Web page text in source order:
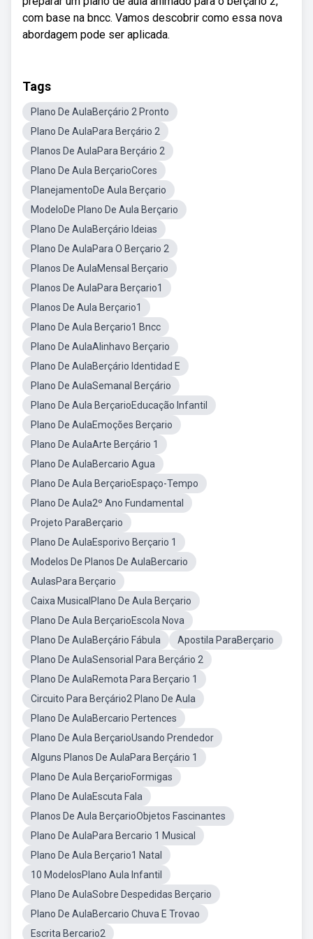
com base na bncc. Vamos descobrir como essa nova
abordagem pode ser aplicada.
Tags
Plano De AulaBerçário 2 Pronto
Plano De AulaPara Berçário 2
Planos De AulaPara Berçário 2
Plano De Aula BerçarioCores
PlanejamentoDe Aula Berçario
ModeloDe Plano De Aula Berçario
Plano De AulaBerçário Ideias
Plano De AulaPara O Berçario 2
Planos De AulaMensal Berçario
Planos De AulaPara Berçario1
Planos De Aula Berçario1
Plano De Aula Berçario1 Bncc
Plano De AulaAlinhavo Berçario
Plano De AulaBerçário Identidad E
Plano De AulaSemanal Berçário
Plano De Aula BerçarioEducação Infantil
Plano De AulaEmoções Berçario
Plano De AulaArte Berçário 1
Plano De AulaBercario Agua
Plano De Aula BerçarioEspaço-Tempo
Plano De Aula2º Ano Fundamental
Projeto ParaBerçario
Plano De AulaEsporivo Berçario 1
Modelos De Planos De AulaBercario
AulasPara Berçario
Caixa MusicalPlano De Aula Berçario
Plano De Aula BerçarioEscola Nova
Plano De AulaBerçário Fábula
Apostila ParaBerçario
Plano De AulaSensorial Para Berçário 2
Plano De AulaRemota Para Berçario 1
Circuito Para Berçário2 Plano De Aula
Plano De AulaBercario Pertences
Plano De Aula BerçarioUsando Prendedor
Alguns Planos De AulaPara Berçário 1
Plano De Aula BerçarioFormigas
Plano De AulaEscuta Fala
Planos De Aula BerçarioObjetos Fascinantes
Plano De AulaPara Bercario 1 Musical
Plano De Aula Berçario1 Natal
10 ModelosPlano Aula Infantil
Plano De AulaSobre Despedidas Berçario
Plano De AulaBercario Chuva E Trovao
Escrita Bercario2